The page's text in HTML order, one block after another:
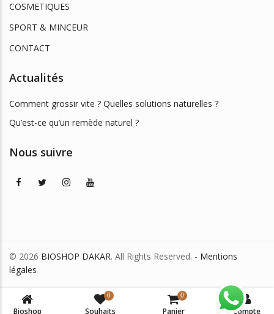
COSMETIQUES
SPORT & MINCEUR
CONTACT
Actualités
Comment grossir vite ? Quelles solutions naturelles ?
Qu’est-ce qu’un remède naturel ?
Nous suivre
© 2026 BIOSHOP DAKAR. All Rights Reserved. - Mentions
légales
Bioshop
0
Souhaits
0
Panier Compte